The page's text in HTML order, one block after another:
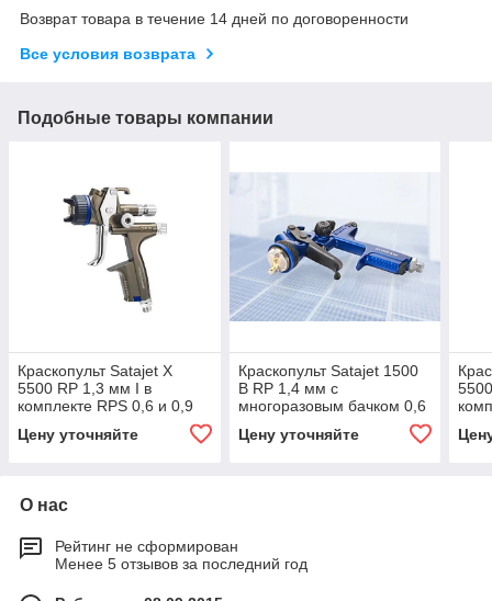
Возврат товара в течение 14 дней по договоренности
Все условия возврата
Подобные товары компании
Краскопульт Satajet X
5500 RP 1,3 мм I в
комплекте RPS 0,6 и 0,9
соединением (1061564)
Цену уточняйте
Краскопульт Satajet 1500
B RP 1,4 мм с
многоразовым бачком 0,6
Цену уточняйте
О нас
Рейтинг не сформирован
Менее 5 отзывов за последний год